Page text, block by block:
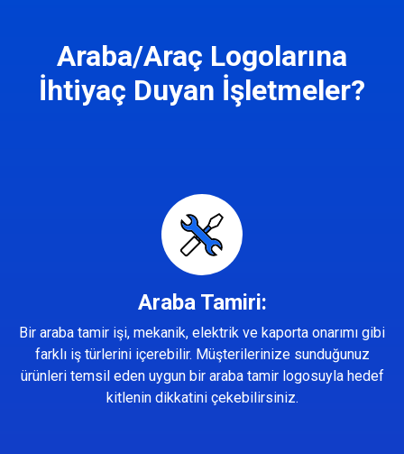
Araba/Araç Logolarına
İhtiyaç Duyan İşletmeler?
Araba Tamiri:
Bir araba tamir işi, mekanik, elektrik ve kaporta onarımı gibi
farklı iş türlerini içerebilir. Müşterilerinize sunduğunuz
ürünleri temsil eden uygun bir araba tamir logosuyla hedef
kitlenin dikkatini çekebilirsiniz.